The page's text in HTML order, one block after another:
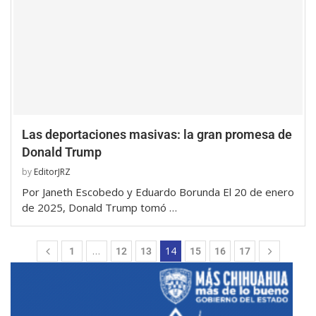
Las deportaciones masivas: la gran promesa de
Donald Trump
by EditorJRZ
Por Janeth Escobedo y Eduardo Borunda El 20 de enero
de 2025, Donald Trump tomó …
1 … 12 13 14 15 16 17